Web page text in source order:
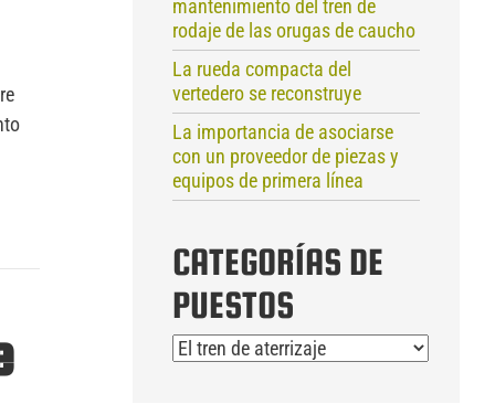
mantenimiento del tren de
rodaje de las orugas de caucho
La rueda compacta del
vertedero se reconstruye
La importancia de asociarse
con un proveedor de piezas y
equipos de primera línea
CATEGORÍAS DE
PUESTOS
Categorías
de